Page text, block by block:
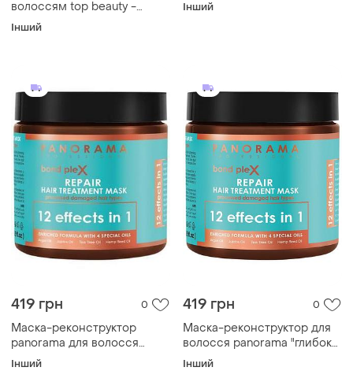
волоссям top beauty -
маска для волосся 500 мл,
Інший
Інший
419 грн 0
Маска-реконструктор
panorama для волосся
"глибоке відновлення" 500
Інший
419 грн 0
Маска-реконструктор для
волосся panorama "глибоке
відновлення", 500 мл
Інший